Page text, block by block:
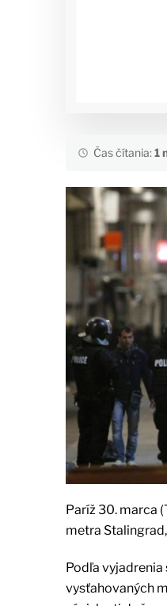
Čas čítania:1
Paríž 30. marca
metra
Podľa
vysťahovaných